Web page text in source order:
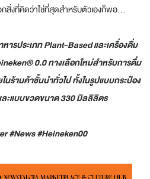
กสิ่งที่คิดว่าใช่ที่สุดสำหรับตัวเองก็พอ...
ารประเภท Plant-Based และเครื่องดื่ม
0.0 ทางเลือกใหม่สำหรับการดื่ม
นร้านค้าชั้นนำทั่วไป ทั้งในรูปแบบกระป๋อง
ะแบบขวดขนาด 330 มิลลิลิตร
#News #Heineken00